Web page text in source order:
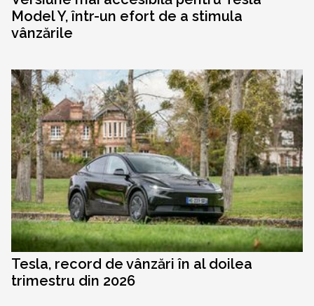
Model Y, într-un efort de a stimula
vânzările
Tesla, record de vânzări în al doilea
trimestru din 2026